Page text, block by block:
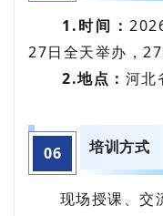
1.时间：
27日全天举办，
2.地点： 河北
06 培训方式
现场授课、交